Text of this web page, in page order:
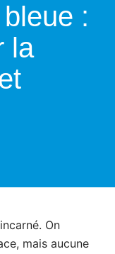
:
la
On
mais aucune